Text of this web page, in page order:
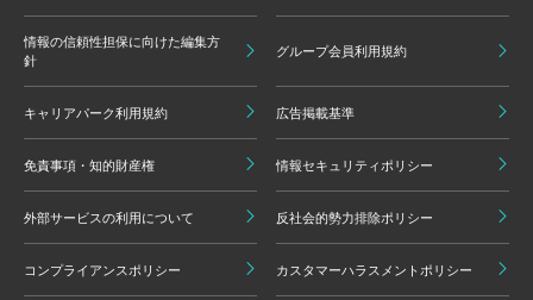
情報の信頼性担保に向けた編集方
針
グループ会員利用規約
キャリアパーク利用規約 広告掲載基準
免責事項・知的財産権 情報セキュリティポリシー
外部サービスの利用について 反社会的勢力排除ポリシー
コンプライアンスポリシー カスタマーハラスメントポリシー